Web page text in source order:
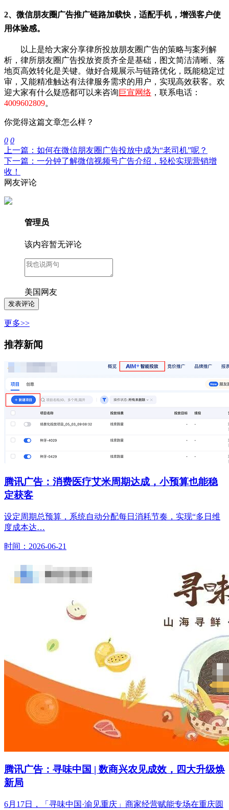
2、微信朋友圈 广告推广链路加载快，适配手机，增强客户使
用体验感。
以上是给大家分享律所投放朋友圈广告的策略与案列解
析，律所朋友圈广告投放资质齐全是基础，图文简洁清晰、落
地页高效转化是关键。做好合规展示与链路优化，既能稳定过
审，又能精准触达有法律服务需求的用户，实现高效获客。欢
迎大家有什么疑惑都可以来咨询巨宣网络 ，联系电话：
4009602809。
你觉得这篇文章怎么样？
0 0
上一篇：如何在微信朋友圈广告投放中成为“老司机”呢？
下一篇：一分钟了解微信视频号广告介绍，轻松实现营销增
收！
网友评论
管理员
该内容暂无评论
美国网友
更多>>
推荐新闻
腾讯广告：消费医疗艾米周期达成，小预算也能稳
定获客
设定周期总预算，系统自动分配每日消耗节奏，实现“多日维
度成本达…
时间：2026-06-21
腾讯广告：寻味中国 | 数商兴农见成效，四大升级焕
新局
6月17日，「寻味中国·渝见重庆」商家经营赋能专场在重庆圆